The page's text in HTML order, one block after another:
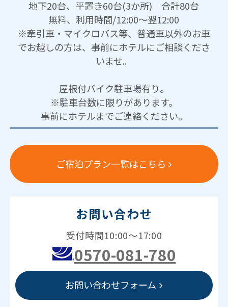
地下20台、平置き60台(3か所) 合計80台
無料、利用時間/12:00～翌12:00
※牽引車・マイクロバス等、普通車以外のお車
でお越しの方は、事前にホテルにご相談くださ
いませ。
屋根付バイク駐車場有り。
※駐車台数に限りがあります。
事前にホテルまでご連絡ください。
ご宿泊プラン一覧はこちら
お問い合わせ
受付時間10:00～17:00
0570-081-780
お問い合わせフォーム